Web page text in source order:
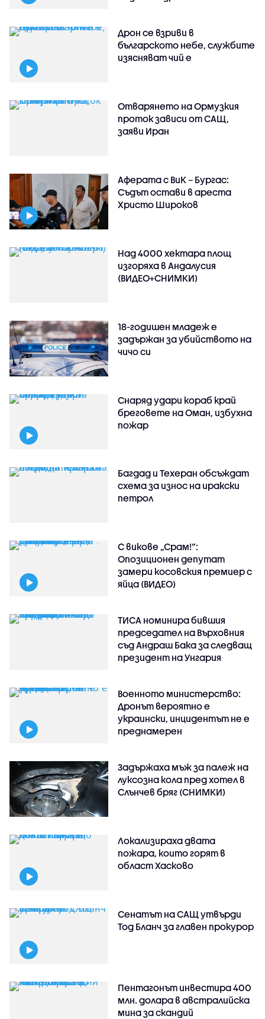
Дрон се взриви в
българското небе, службите
изясняват чий е
Отварянето на Ормузкия
проток зависи от САЩ,
заяви Иран
Аферата с ВиК – Бургас:
Съдът остави в ареста
Христо Широков
Над 4000 хектара площ
изгоряха в Андалусия
(ВИДЕО+СНИМКИ)
18-годишен младеж е
задържан за убийството на
чичо си
Снаряд удари кораб край
бреговете на Оман, избухна
пожар
Багдад и Техеран обсъждат
схема за износ на иракски
петрол
С викове „Срам!“:
Опозиционен депутат
замери косовския премиер с
яйца (ВИДЕО)
ТИСА номинира бившия
председател на Върховния
съд Андраш Бака за следващ
президент на Унгария
Военното министерство:
Дронът вероятно е
украински, инцидентът не е
преднамерен
Задържаха мъж за палеж на
луксозна кола пред хотел в
Слънчев бряг (СНИМКИ)
Локализираха двата
пожара, които горят в
област Хасково
Сенатът на САЩ утвърди
Тод Бланч за главен прокурор
Пентагонът инвестира 400
млн. долара в австралийска
мина за скандий